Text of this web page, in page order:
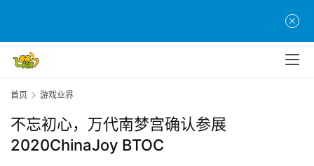
首页 游戏业界
不忘初心，万代南梦宫确认参展
2020ChinaJoy BTOC